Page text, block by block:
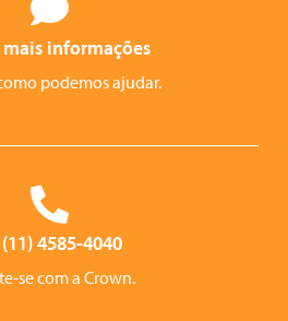
informações
podemos ajudar.
4585-4040
se com a Crown.